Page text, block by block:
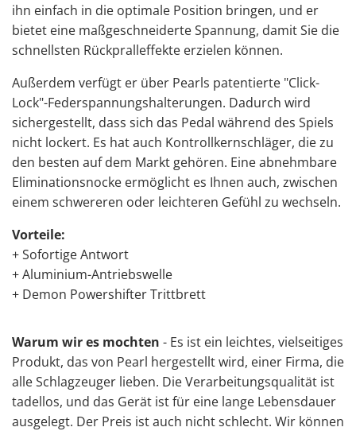
ihn einfach in die optimale Position bringen, und er
bietet eine maßgeschneiderte Spannung, damit Sie die
schnellsten Rückpralleffekte erzielen können.
Außerdem verfügt er über Pearls patentierte "Click-
Lock"-Federspannungshalterungen. Dadurch wird
sichergestellt, dass sich das Pedal während des Spiels
nicht lockert. Es hat auch Kontrollkernschläger, die zu
den besten auf dem Markt gehören. Eine abnehmbare
Eliminationsnocke ermöglicht es Ihnen auch, zwischen
einem schwereren oder leichteren Gefühl zu wechseln.
Vorteile:
+ Sofortige Antwort
+ Aluminium-Antriebswelle
+ Demon Powershifter Trittbrett
Warum wir es mochten - Es ist ein leichtes, vielseitiges
Produkt, das von Pearl hergestellt wird, einer Firma, die
alle Schlagzeuger lieben. Die Verarbeitungsqualität ist
tadellos, und das Gerät ist für eine lange Lebensdauer
ausgelegt. Der Preis ist auch nicht schlecht. Wir können